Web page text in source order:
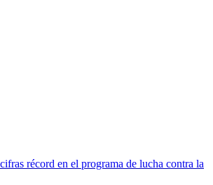
récord en el programa de lucha contra la